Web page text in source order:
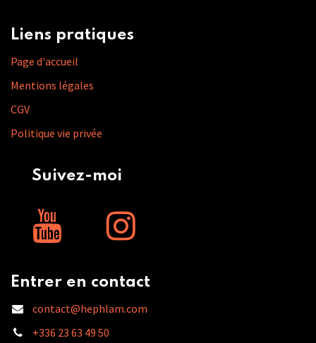
Liens pratiques
Page d'accueil
Mentions légales
CGV
Politique vie privée
Suivez-moi
Entrer en contact
contact@hephlam.com
+336 23 63 49 50